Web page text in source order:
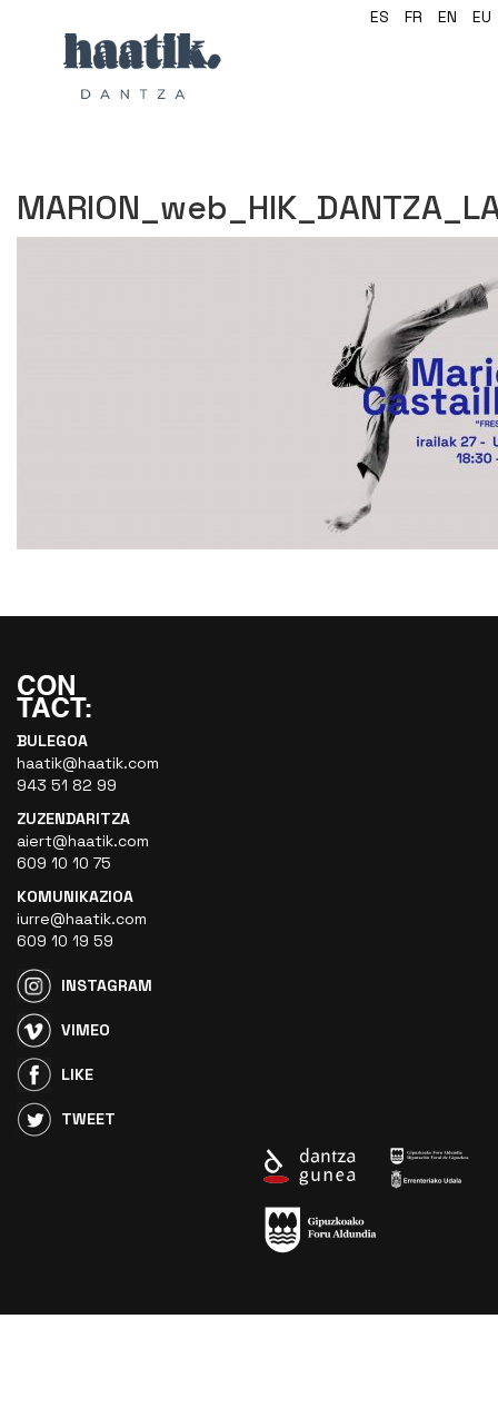
ES FR EN EU
BULEGOA
haatik@haatik.com
943 51 82 99
ZUZENDARITZA
aiert@haatik.com
609 10 10 75
KOMUNIKAZIOA
iurre@haatik.com
609 10 19 59
INSTAGRAM
VIMEO
LIKE
TWEET